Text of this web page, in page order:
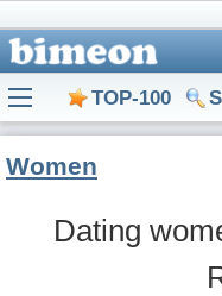
TOP-100
Dating
Women